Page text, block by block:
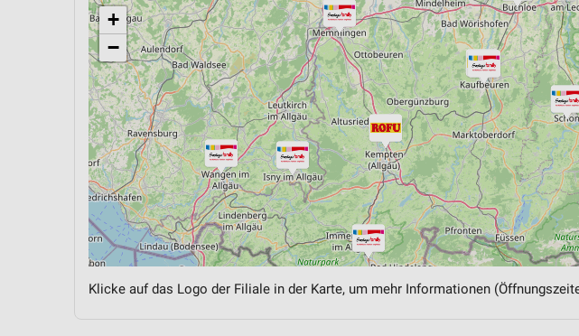
+
−
Klicke auf das Logo der Filiale in der Karte, um mehr Informationen